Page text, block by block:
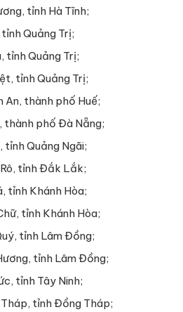
tỉnh Hà Tĩnh;
Quảng Trị;
tỉnh Quảng Trị;
tỉnh Quảng Trị;
An, thành phố Huế;
thành phố Đà Nẵng;
tỉnh Quảng Ngãi;
tỉnh Đắk Lắk;
tỉnh Khánh Hòa;
tỉnh Khánh Hòa;
tỉnh Lâm Đồng;
tỉnh Lâm Đồng;
tỉnh Tây Ninh;
tỉnh Đồng Tháp;